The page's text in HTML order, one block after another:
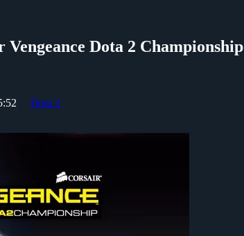
Vengeance Dota 2
Dota 2